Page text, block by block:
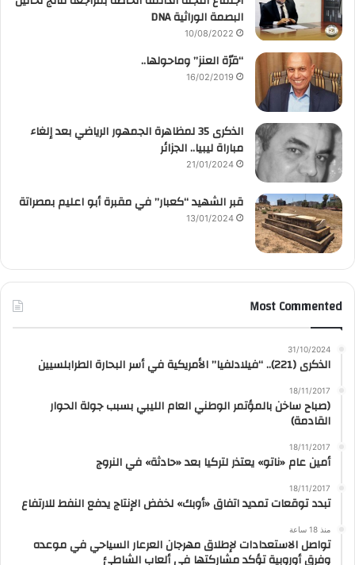
البصمة الوراثية DNA
10/08/2022
“قرّة العنز” وماحولها..
16/02/2019
الذكرى 35 لمظاهرة الجمهور الرياضي بعد إلغاء
مباراة ليبيا.. الجزائر
21/01/2024
قبر الشهيد “كعبار” في مقبرة أبو اعليم بمصراتة
13/01/2024
Most Commented
31/10/2024
الذكرى (221).. “فيلادلفيا” الأمريكية في أسر البحارة الطرابلسيين
18/11/2017
(صباح ساخن بالمؤتمر الوطني العام الليبي بسبب جولة الحوار
القادمة)
18/11/2017
أمين عام «ناتو» يعتذر لتركيا بعد «حادثة» في النروج
18/11/2017
تبدد توقعات تمديد اتفاق «أوبك» لخفض الإنتاج يدفع النفط للارتفاع
منذ 18 ساعة
تواصل الاستعدادات لإطلاق مهرجان العرعار السياحي في موعده
وفرق أوروبية تؤكد مشاركتها في ألعاب الشاطئ